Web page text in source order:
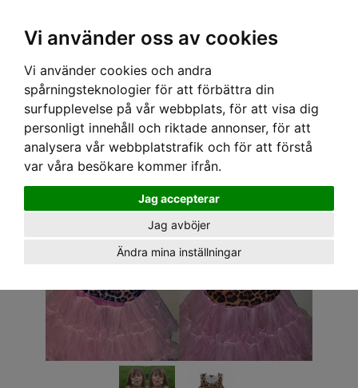
Vi använder oss av cookies
Vi använder cookies och andra
spårningsteknologier för att förbättra din
surfupplevelse på vår webbplats, för att visa dig
personligt innehåll och riktade annonser, för att
analysera vår webbplatstrafik och för att förstå
var våra besökare kommer ifrån.
Jag accepterar
Jag avböjer
Ändra mina inställningar
Hem› BARN›LINNE› SIX BUNNIES LINNE - LEOPARD